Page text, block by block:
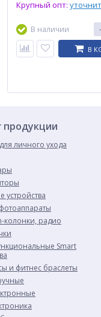
Крупный опт:
В наличии -
В
продукции
личного ухода
устройства
колонки, радио
Smart
и фитнес браслеты